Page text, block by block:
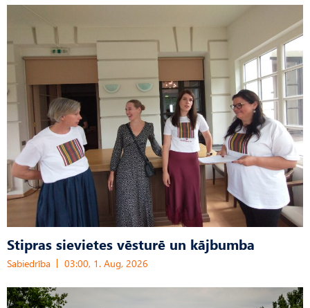
Stipras sievietes vēsturē un kājbumba
Sabiedrība 03:00, 1. Aug, 2026